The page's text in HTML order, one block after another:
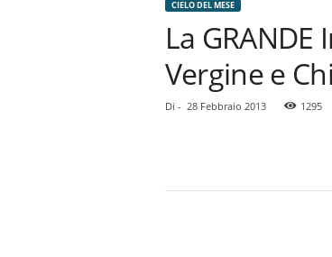
CIELO DEL MESE
La
Vergine e
Di - 28 Febbraio 2013 1295